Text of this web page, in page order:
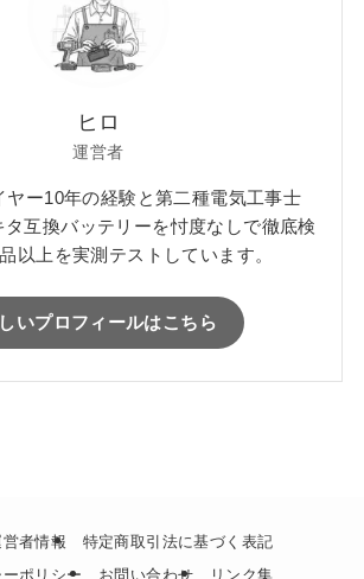
ヒロ
運営者
ヤー10年の経験と第二種電気工事士
互換バッテリーを忖度なしで徹底検
以上を実測テストしています。
いプロフィールはこちら
営者情報
特定商取引法に基づく表記
ポリシー
お問い合わせ リンク集